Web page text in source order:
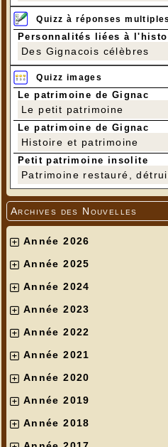
Quizz à réponses multiples
Personnalités liées à
Des Gignacois célèbres
Quizz images
Le patrimoine de Gignac
Le petit patrimoine
Le patrimoine de Gignac
Histoire et patrimoine
Petit patrimoine insolite
Patrimoine restauré,
Archives des Nouvelles
Année 2026
Année 2025
Année 2024
Année 2023
Année 2022
Année 2021
Année 2020
Année 2019
Année 2018